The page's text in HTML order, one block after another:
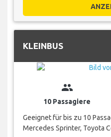
KLEINBUS
group
10 Passagiere
Geeignet für bis zu 10
Mercedes Sprinter, Toyota